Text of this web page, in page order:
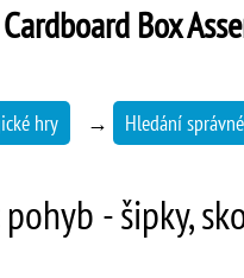
Cardboard Box
hry → Hledání
pohyb - šipky,